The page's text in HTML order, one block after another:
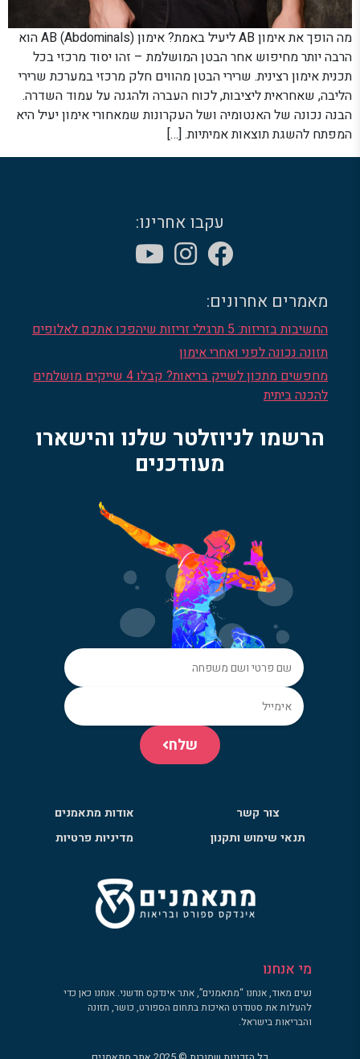
מה הופך את אימון AB ליעיל באמת? אימון AB (Abdominals) הוא
הרבה יותר מחיפוש אחר הבטן המושלמת – זהו יסוד מרכזי בכל
תכנית אימון רצינית. שרירי הבטן מהווים חלק מרכזי במערכת שרירי
הליבה, שאחראית ליציבות, לכוח העברה ולהגנה על עמוד השדרה.
הבנה נכונה של האנטומיה ושל העקרונות שמאחורי אימון יעיל היא
המפתח להשגת תוצאות אמיתיות. […]
עקבו אחרינו:
מאמרים אחרונים:
החשיבות בזריזות: 5 תרגילי זריזות שיהפכו אתכם לאלופים
תזונה נכונה לפני ואחרי אימון
מחפשים מתכון לשייק בריאות? קבלו 4 שייקים מושלמים
להכנה ביתית
הרשמו לניוזלטר שלנו והישארו
מעודכנים
שלח
צור קשר
אודות מתאמנים
תנאי שימוש ותקנון
מדיניות פרטיות
מי אנחנו
נעים מאוד, אנחנו “מתאמנים”, אתר אינדקס חדשני. אנחנו כאן כדי
להעלות את סטנדרט האיכות בתחום הספורט, כושר, תזונה
והבריאות בישראל.